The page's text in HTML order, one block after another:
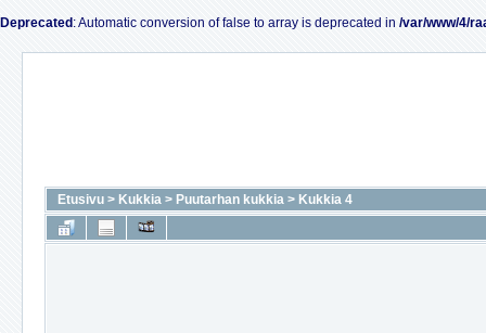
Deprecated : Automatic conversion of false to array is deprecated in /var/www/4/
Etusivu > Kukkia > Puutarhan kukkia > Kukkia 4